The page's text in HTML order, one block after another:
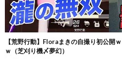
【荒野行動】Floraまきの自撮り初公開
ｗ（芝刈り機〆夢幻）